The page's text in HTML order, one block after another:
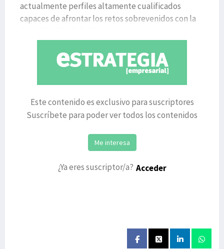
actualmente perfiles altamente cualificados
capaces de afrontar los retos sobrevenidos con la
Este contenido es exclusivo para suscriptores
Suscríbete para poder ver todos los contenidos
Me interesa
¿Ya eres suscriptor/a? Acceder